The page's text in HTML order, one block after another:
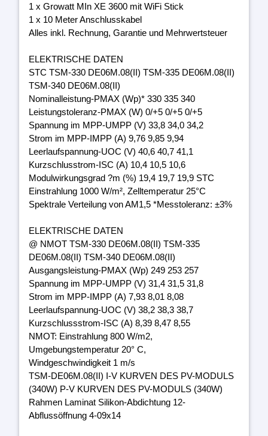
1 x Growatt MIn XE 3600 mit WiFi Stick
1 x 10 Meter Anschlusskabel
Alles inkl. Rechnung, Garantie und Mehrwertsteuer
ELEKTRISCHE DATEN
STC TSM-330 DE06M.08(II) TSM-335 DE06M.08(II)
TSM-340 DE06M.08(II)
Nominalleistung-PMAX (Wp)* 330 335 340
Leistungstoleranz-PMAX (W) 0/+5 0/+5 0/+5
Spannung im MPP-UMPP (V) 33,8 34,0 34,2
Strom im MPP-IMPP (A) 9,76 9,85 9,94
Leerlaufspannung-UOC (V) 40,6 40,7 41,1
Kurzschlusstrom-ISC (A) 10,4 10,5 10,6
Modulwirkungsgrad ?m (%) 19,4 19,7 19,9 STC
Einstrahlung 1000 W/m², Zelltemperatur 25°C
Spektrale Verteilung von AM1,5 *Messtoleranz: ±3%
ELEKTRISCHE DATEN
@ NMOT TSM-330 DE06M.08(II) TSM-335
DE06M.08(II) TSM-340 DE06M.08(II)
Ausgangsleistung-PMAX (Wp) 249 253 257
Spannung im MPP-UMPP (V) 31,4 31,5 31,8
Strom im MPP-IMPP (A) 7,93 8,01 8,08
Leerlaufspannung-UOC (V) 38,2 38,3 38,7
Kurzschlussstrom-ISC (A) 8,39 8,47 8,55
NMOT: Einstrahlung 800 W/m2,
Umgebungstemperatur 20° C,
Windgeschwindigkeit 1 m/s
TSM-DE06M.08(II) I-V KURVEN DES PV-MODULS
(340W) P-V KURVEN DES PV-MODULS (340W)
Rahmen Laminat Silikon-Abdichtung 12-
Abflussöffnung 4-09x14